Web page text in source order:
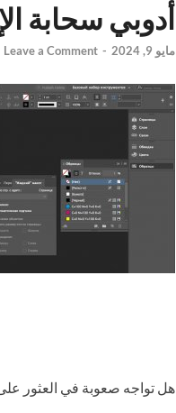
أدوبي سحابة
مايو 9, 2024 -
Leave a Comment
هل تواجه صعوبة في العثور على